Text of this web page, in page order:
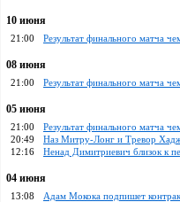
10 июня
21:00 Результат финального матча
08 июня
21:00 Pезультат финального матча
05 июня
21:00 Pезультат финального матча
20:49
Наз Митру-Лонг и Тревор
12:16
Ненад Димитриевич близок к
04 июня
13:08 Адам Мокока подпишет